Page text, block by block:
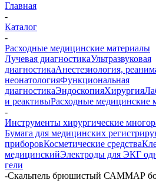
Главная
-
Каталог
-
Расходные медицинские материалы
Лучевая диагностикаУльтразвуковая
диагностикаАнестезиология,
неонатологияФункциональная
диагностикаЭндоскопияХирургия
и реактивыРасходные медицинские
-
Инструменты хирургические
Бумага для медицинских
приборовКосметические средства
медицинскийЭлектроды для ЭКГ
гели
-Скальпель брюшистый САММАР